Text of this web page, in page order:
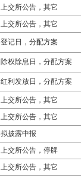
上交所公告，其它
上交所公告，其它
登记日，分配方案
除权除息日，分配方案
红利发放日，分配方案
上交所公告，其它
上交所公告，其它
拟披露中报
上交所公告，停牌
上交所公告，其它